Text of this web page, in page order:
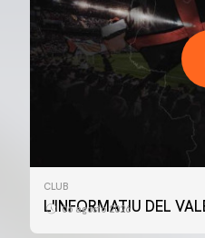
CLUB
L'INFORMATIU DEL
06 agosto 2026